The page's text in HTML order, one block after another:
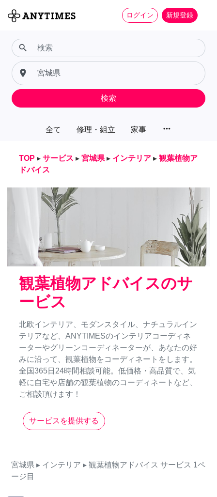
ログイン 新規登録
全て 修理・組立 家事 more_horiz
search
place
検索
TOP ▸ サービス ▸ 宮城県 ▸ インテリア ▸ 観葉植物ア
ドバイス
観葉植物アドバイスのサ
ービス
北欧インテリア、モダンスタイル、ナチュラルイン
テリアなど、ANYTIMESのインテリアコーディネ
ーターやグリーンコーディネーターが、あなたの好
みに沿って、観葉植物をコーディネートをします。
全国365日24時間相談可能。低価格・高品質で、気
軽に自宅や店舗の観葉植物のコーディネートなど、
ご相談頂けます！
サービスを提供する
宮城県 ▸ インテリア ▸ 観葉植物アドバイス サービス 1ペ
ージ目